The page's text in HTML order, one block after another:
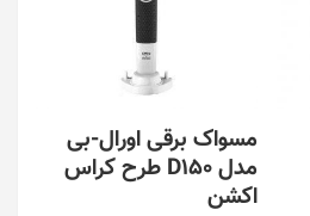
مسواک برقی اورال-بی
مدل D150 طرح کراس
اکشن